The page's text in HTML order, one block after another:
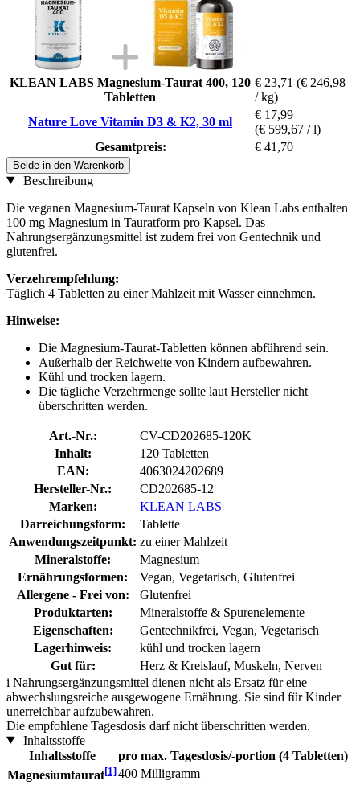
KLEAN LABS Magnesium-Taurat 400, 120
Tabletten
€ 23,71 (€ 246,98
/ kg)
Nature Love Vitamin D3 & K2, 30 ml
€ 17,99
(€ 599,67 / l)
Gesamtpreis:
€ 41,70
Beide in den Warenkorb
Beschreibung
Die veganen Magnesium-Taurat Kapseln von Klean Labs enthalten
100 mg Magnesium in Tauratform pro Kapsel. Das
Nahrungsergänzungsmittel ist zudem frei von Gentechnik und
glutenfrei.
Verzehrempfehlung:
Täglich 4 Tabletten zu einer Mahlzeit mit Wasser einnehmen.
Hinweise:
Die Magnesium-Taurat-Tabletten können abführend sein.
Außerhalb der Reichweite von Kindern aufbewahren.
Kühl und trocken lagern.
Die tägliche Verzehrmenge sollte laut Hersteller nicht
überschritten werden.
Art.-Nr.:
CV-CD202685-120K
Inhalt:
120 Tabletten
EAN:
4063024202689
Hersteller-Nr.:
CD202685-12
Marken:
KLEAN LABS
Darreichungsform:
Tablette
Anwendungszeitpunkt: zu einer Mahlzeit
Mineralstoffe:
Magnesium
Ernährungsformen:
Vegan, Vegetarisch, Glutenfrei
Allergene - Frei von:
Glutenfrei
Produktarten:
Mineralstoffe & Spurenelemente
Eigenschaften:
Gentechnikfrei, Vegan, Vegetarisch
Lagerhinweis:
kühl und trocken lagern
Gut für:
Herz & Kreislauf, Muskeln, Nerven
i Nahrungsergänzungsmittel dienen nicht als Ersatz für eine
abwechslungsreiche ausgewogene Ernährung. Sie sind für Kinder
unerreichbar aufzubewahren.
Die empfohlene Tagesdosis darf nicht überschritten werden.
Inhaltsstoffe
Inhaltsstoffe
pro max. Tagesdosis/-portion (4 Tabletten)
Magnesiumtaurat[1]400 Milligramm